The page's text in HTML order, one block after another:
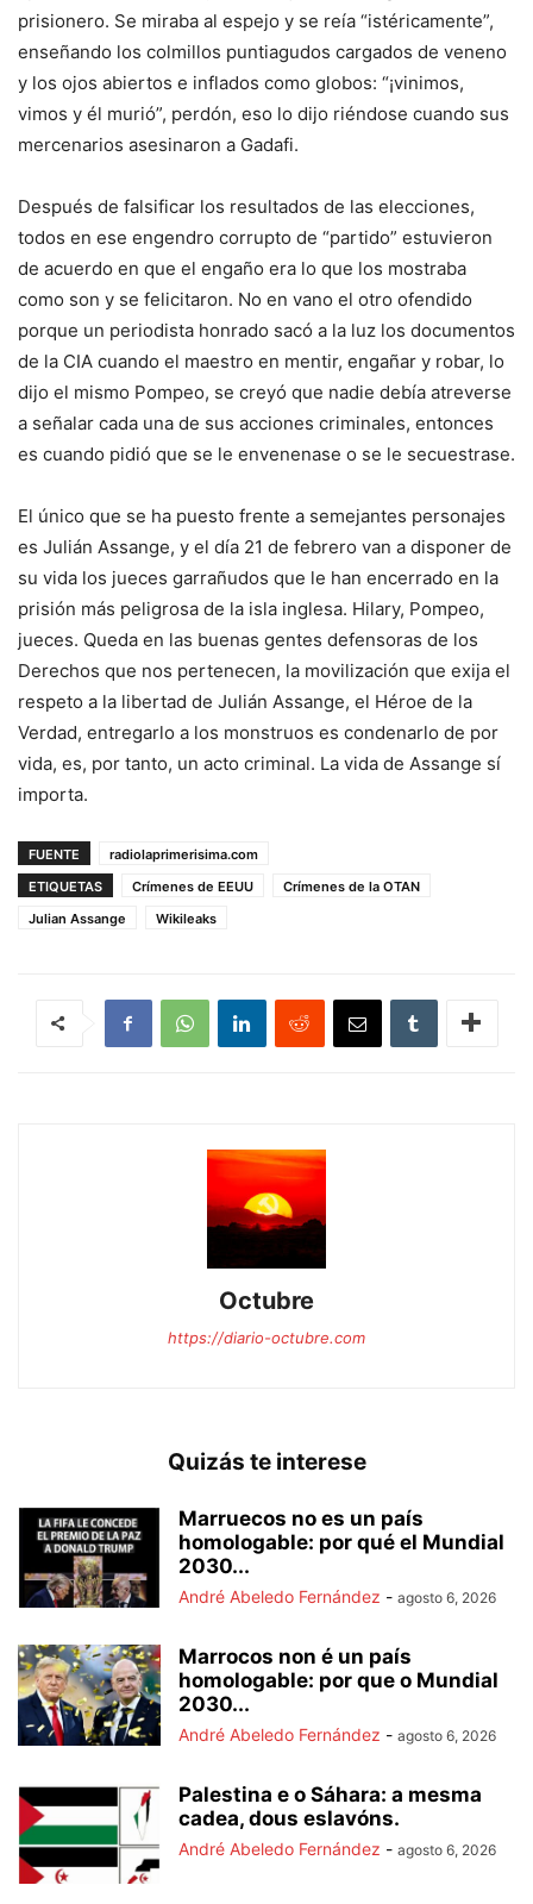
prisionero. Se miraba al espejo y se reía “istéricamente”,
enseñando los colmillos puntiagudos cargados de veneno
y los ojos abiertos e inflados como globos: “¡vinimos,
vimos y él murió”, perdón, eso lo dijo riéndose cuando sus
mercenarios asesinaron a Gadafi.
Después de falsificar los resultados de las elecciones,
todos en ese engendro corrupto de “partido” estuvieron
de acuerdo en que el engaño era lo que los mostraba
como son y se felicitaron. No en vano el otro ofendido
porque un periodista honrado sacó a la luz los documentos
de la CIA cuando el maestro en mentir, engañar y robar, lo
dijo el mismo Pompeo, se creyó que nadie debía atreverse
a señalar cada una de sus acciones criminales, entonces
es cuando pidió que se le envenenase o se le secuestrase.
El único que se ha puesto frente a semejantes personajes
es Julián Assange, y el día 21 de febrero van a disponer de
su vida los jueces garrañudos que le han encerrado en la
prisión más peligrosa de la isla inglesa. Hilary, Pompeo,
jueces. Queda en las buenas gentes defensoras de los
Derechos que nos pertenecen, la movilización que exija el
respeto a la libertad de Julián Assange, el Héroe de la
Verdad, entregarlo a los monstruos es condenarlo de por
vida, es, por tanto, un acto criminal. La vida de Assange sí
importa.
FUENTE
radiolaprimerisima.com
ETIQUETAS
Crímenes de EEUU
Crímenes de la OTAN
Julian Assange
Wikileaks
Octubre
https://diario-octubre.com
Quizás te interese
Marruecos no es un país
homologable: por qué el Mundial
2030...
André Abeledo Fernández - agosto 6, 2026
Marrocos non é un país
homologable: por que o Mundial
2030...
André Abeledo Fernández - agosto 6, 2026
Palestina e o Sáhara: a mesma
cadea, dous eslavóns.
André Abeledo Fernández - agosto 6, 2026